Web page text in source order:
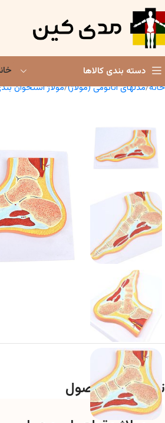
دسته بندی کالاها
خانه مدلهای آناتومی (مولاژ) مولاژ استخوان
توضحات محصول